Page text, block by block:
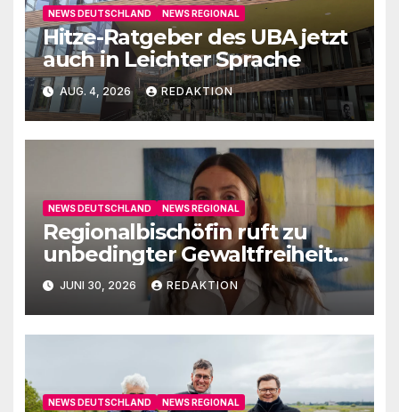
NEWS DEUTSCHLAND NEWS REGIONAL
Hitze-Ratgeber des UBA jetzt
auch in Leichter Sprache
AUG. 4, 2026 REDAKTION
NEWS DEUTSCHLAND NEWS REGIONAL
Regionalbischöfin ruft zu
unbedingter Gewaltfreiheit
aufJUNI 30, 2026 REDAKTION
NEWS DEUTSCHLAND NEWS REGIONAL